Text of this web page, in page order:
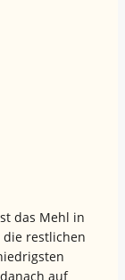
das Mehl in
die restlichen
auf